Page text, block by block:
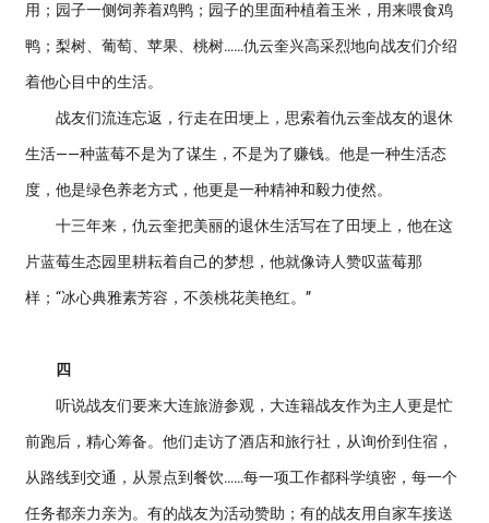
用；园子一侧饲养着鸡鸭；园子的里面种植着玉米，用来喂食鸡
鸭；梨树、葡萄、苹果、桃树……仇云奎兴高采烈地向战友们介绍
着他心目中的生活。
战友们流连忘返，行走在田埂上，思索着仇云奎战友的退休
生活——种蓝莓不是为了谋生，不是为了赚钱。他是一种生活态
度，他是绿色养老方式，他更是一种精神和毅力使然。
十三年来，仇云奎把美丽的退休生活写在了田埂上，他在这
片蓝莓生态园里耕耘着自己的梦想，他就像诗人赞叹蓝莓那
样；“冰心典雅素芳容，不羡桃花美艳红。”
四
听说战友们要来大连旅游参观，大连籍战友作为主人更是忙
前跑后，精心筹备。他们走访了酒店和旅行社，从询价到住宿，
从路线到交通，从景点到餐饮……每一项工作都科学缜密，每一个
任务都亲力亲为。有的战友为活动赞助；有的战友用自家车接送